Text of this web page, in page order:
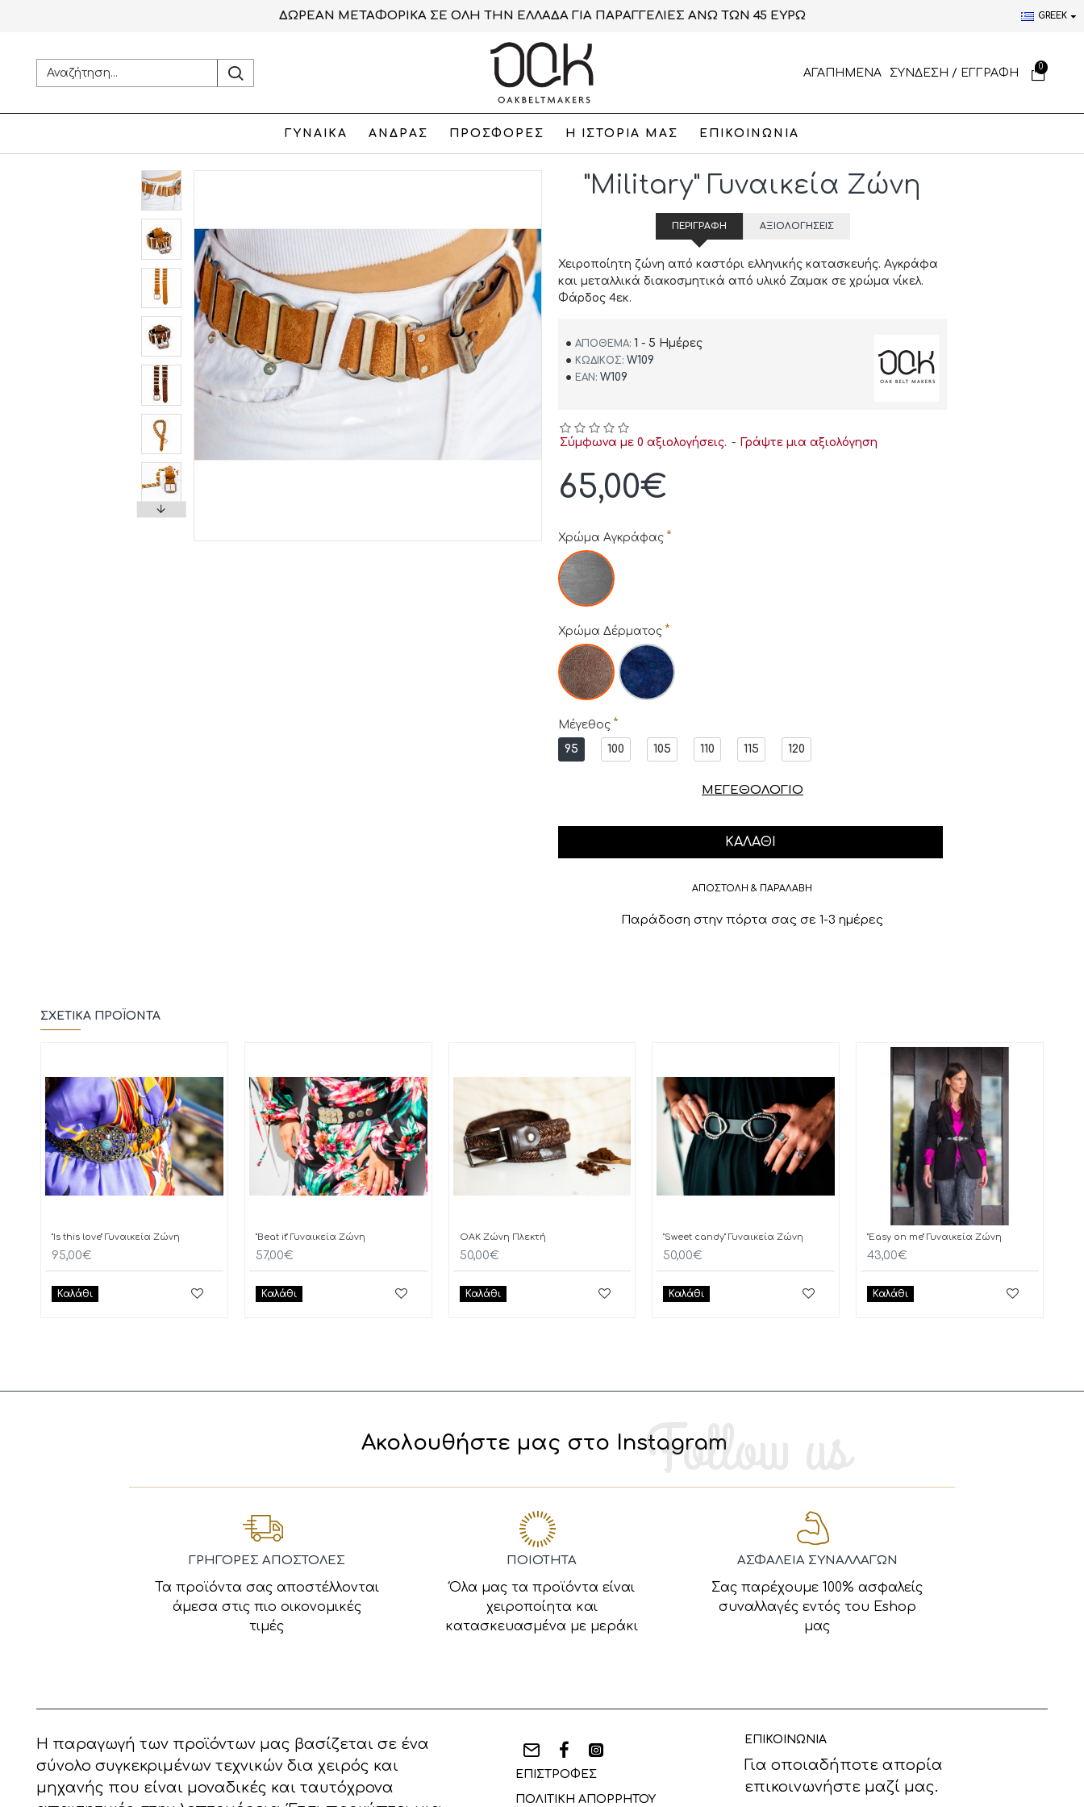
ΔΩΡΕΑΝ ΜΕΤΑΦΟΡΙΚΑ ΣΕ ΟΛΗ ΤΗΝ ΕΛΛΑΔΑ ΓΙΑ ΠΑΡΑΓΓΕΛΙΕΣ ΑΝΩ ΤΩΝ 45 ΕΥΡΩ GREEK
ΑΓΑΠΗΜΕΝΑ ΣΥΝΔΕΣΗ / ΕΓΓΡΑΦΗ 0
ΓΥΝΑΙΚΑ ΑΝΔΡΑΣ ΠΡΟΣΦΟΡΕΣ Η ΙΣΤΟΡΙΑ ΜΑΣ ΕΠΙΚΟΙΝΩΝΙΑ
"Military" Γυναικεία Ζώνη
ΠΕΡΙΓΡΑΦΉ ΑΞΙΟΛΟΓΉΣΕΙΣ
Χειροποίητη ζώνη από καστόρι ελληνικής κατασκευής. Αγκράφα
και μεταλλικά διακοσμητικά από υλικό Ζαμακ σε χρώμα νίκελ.
Φάρδος 4εκ.
ΑΠΌΘΕΜΑ: 1 - 5 Ημέρες
ΚΩΔΙΚΌΣ: W109
EAN: W109
Σύμφωνα με 0 αξιολογήσεις. - Γράψτε μια αξιολόγηση
65,00€
Χρώμα Αγκράφας
Χρώμα Δέρματος
Μέγεθος
95
100 105 110 115 120
ΚΑΛΆΘΙ
ΜΕΓΕΘΟΛΟΓΙΟ
ΑΠΟΣΤΟΛΗ & ΠΑΡΑΛΑΒΗ
Παράδοση στην πόρτα σας σε 1-3 ημέρες
ΣΧΕΤΙΚΆ ΠΡΟΪΌΝΤΑ
"Is this love" Γυναικεία Ζώνη
95,00€
Καλάθι
"Beat it" Γυναικεία Ζώνη
57,00€
Καλάθι
OAK Ζώνη Πλεκτή
50,00€
Καλάθι
"Sweet candy" Γυναικεία Ζώνη
50,00€
Καλάθι
"Easy on me" Γυναικεία Ζώνη
43,00€
Καλάθι
Ακολουθήστε μας στο Instagram
ΓΡΗΓΟΡΕΣ ΑΠΟΣΤΟΛΕΣ
Τα προϊόντα σας αποστέλλονται
άμεσα στις πιο οικονομικές
τιμές
ΠΟΙΟΤΗΤΑ
Όλα μας τα προϊόντα είναι
χειροποίητα και
κατασκευασμένα με μεράκι
ΑΣΦΑΛΕΙΑ ΣΥΝΑΛΛΑΓΩΝ
Σας παρέχουμε 100% ασφαλείς
συναλλαγές εντός του Eshop
μας
Η παραγωγή των προϊόντων μας βασίζεται σε ένα
σύνολο συγκεκριμένων τεχνικών δια χειρός και
μηχανής που είναι μοναδικές και ταυτόχρονα
ΕΠΙΣΤΡΟΦΕΣ
ΠΟΛΙΤΙΚΗ ΑΠΟΡΡΗΤΟΥ
ΕΠΙΚΟΙΝΩΝΙΑ
Για οποιαδήποτε απορία
επικοινωνήστε μαζί μας.